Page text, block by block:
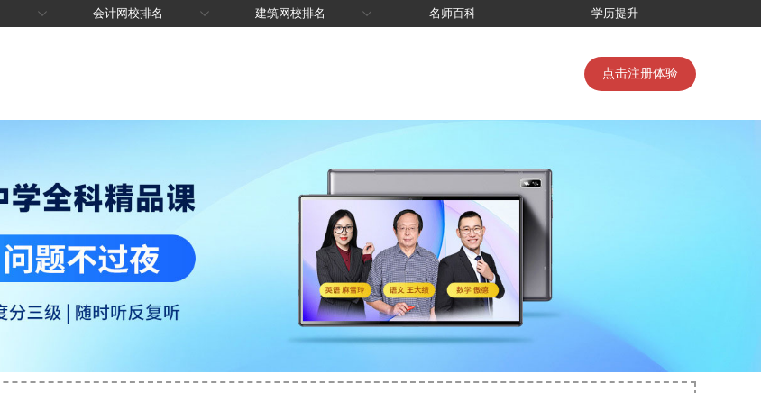
会计网校排名 建筑网校排名 名师百科 学历提升
点击注册体验